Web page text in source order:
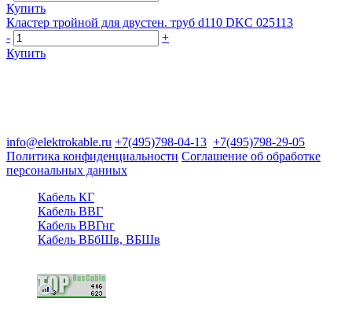
Купить
Кластер тройной для двустен. труб d110 DKC 025113
-
+
Купить
info@elektrokable.ru +7(495)798-04-13 +7(495)798-29-05
Политика конфиденциальности Соглашение об обработке
персональных данных
Кабель КГ
Кабель ВВГ
Кабель ВВГнг
Кабель ВБбШв, ВБШв